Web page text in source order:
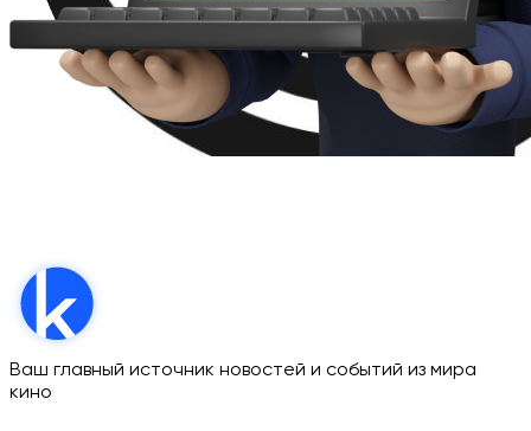
Ваш главный источник новостей и событий из мира
кино